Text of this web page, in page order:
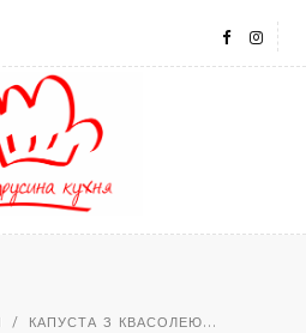
/ КАПУСТА З КВАСОЛЕЮ...